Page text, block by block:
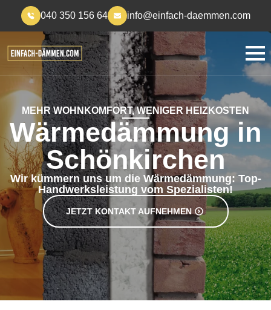
040 350 156 64 info@einfach-daemmen.com
MEHR WOHNKOMFORT, WENIGER HEIZKOSTEN
Wärmedämmung in
Schönkirchen
Wir kümmern uns um die Wärmedämmung: Top-
Handwerksleistung vom Spezialisten!
JETZT KONTAKT AUFNEHMEN